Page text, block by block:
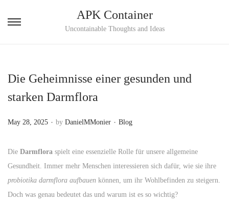
S
t
i
g
a
t
S
t
t
e
n
t
APK Container
Uncontainable Thoughts and Ideas
Die Geheimnisse einer gesunden und
starken Darmflora
P
s
t
e
d
May 28, 2025 . by DanielMMonier . P
s
t
d
Blog
Die Darmflora spielt eine essenzielle Rolle für unsere allgemeine
Gesundheit. Immer mehr Menschen interessieren sich dafür, wie sie ihre
probiotika darmflora aufbauen können, um ihr Wohlbefinden zu steigern.
Doch was genau bedeutet das und warum ist es so wichtig?